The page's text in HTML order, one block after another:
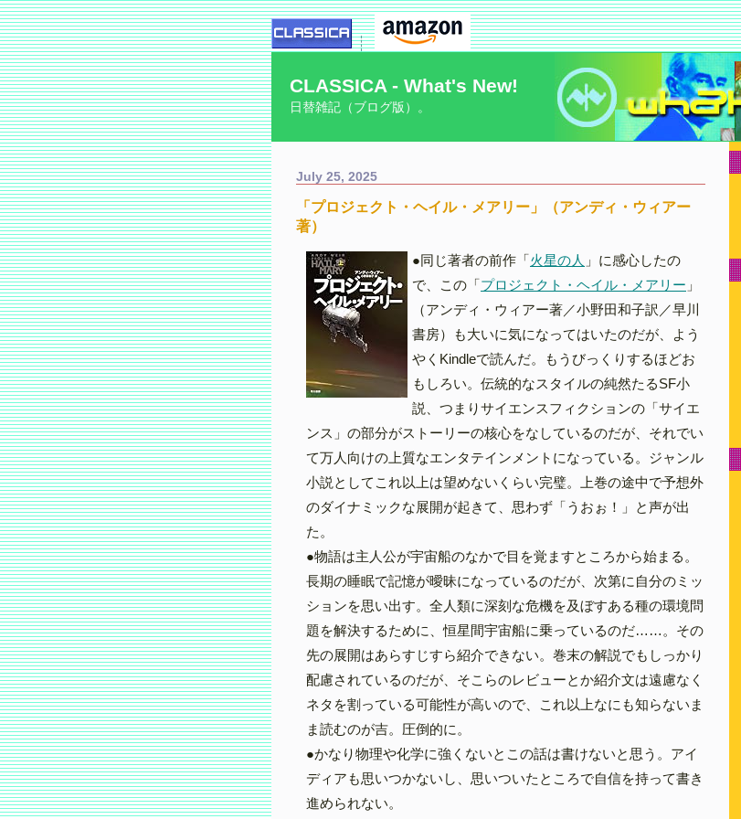
CLASSICA - What's New!
日替雑記（ブログ版）。
July 25, 2025
「プロジェクト・ヘイル・メアリー」（アンディ・ウィアー
著）
●同じ著者の前作「火星の人 」に感心したの
で、この「プロジェクト・ヘイル・メアリー 」
（アンディ・ウィアー著／小野田和子訳／早川
書房）も大いに気になってはいたのだが、よう
やくKindleで読んだ。もうびっくりするほどお
もしろい。伝統的なスタイルの純然たるSF小
説、つまりサイエンスフィクションの「サイエ
ンス」の部分がストーリーの核心をなしているのだが、それでい
て万人向けの上質なエンタテインメントになっている。ジャンル
小説としてこれ以上は望めないくらい完璧。上巻の途中で予想外
のダイナミックな展開が起きて、思わず「うおぉ！」と声が出
た。
●物語は主人公が宇宙船のなかで目を覚ますところから始まる。
長期の睡眠で記憶が曖昧になっているのだが、次第に自分のミッ
ションを思い出す。全人類に深刻な危機を及ぼすある種の環境問
題を解決するために、恒星間宇宙船に乗っているのだ……。その
先の展開はあらすじすら紹介できない。巻末の解説でもしっかり
配慮されているのだが、そこらのレビューとか紹介文は遠慮なく
ネタを割っている可能性が高いので、これ以上なにも知らないま
ま読むのが吉。圧倒的に。
●かなり物理や化学に強くないとこの話は書けないと思う。アイ
ディアも思いつかないし、思いついたところで自信を持って書き
進められない。